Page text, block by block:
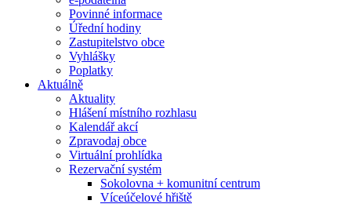
Povinné informace
Úřední hodiny
Zastupitelstvo obce
Vyhlášky
Poplatky
Aktuálně
Aktuality
Hlášení místního rozhlasu
Kalendář akcí
Zpravodaj obce
Virtuální prohlídka
Rezervační systém
Sokolovna + komunitní centrum
Víceúčelové hřiště